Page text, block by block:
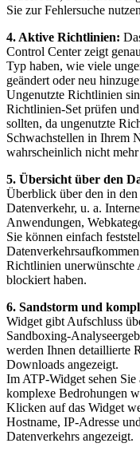
Sie zur Fehlersuche
4. Aktive Richtlinien:
Control Center zeigt
Typ haben, wie viele
geändert oder neu
Ungenutzte Richtlinien
Richtlinien-Set prüfen
sollten, da ungenutzte
Schwachstellen in Ihrem
wahrscheinlich nicht
5. Übersicht über den
Überblick über den in den
Datenverkehr, u. a.
Anwendungen,
Sie können einfach
Richtlinien unerwünschte
blockiert haben.
6. Sandstorm und
Widget gibt Aufschluss
Sandboxing-
werden Ihnen detaillierte
Downloads angezeigt.
Im ATP-Widget sehen
komplexe Bedrohungen
Klicken auf das Widget
Hostname, IP-Adresse
Datenverkehrs angezeigt.